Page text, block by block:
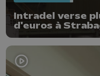
Intradel verse
d'euros à
défectueuse